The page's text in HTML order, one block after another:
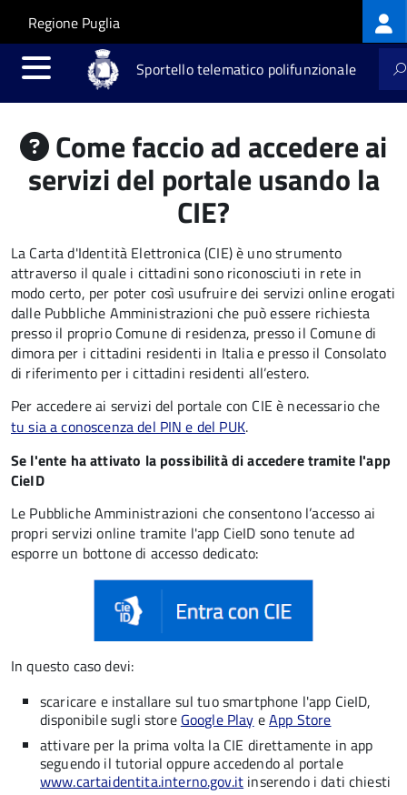
Salta al contenuto principale
Skip to site navigation
Regione Puglia
Sportello telematico polifunzionale
Come faccio ad accedere ai
servizi del portale usando la
CIE?
La Carta d'Identità Elettronica (CIE) è uno strumento
attraverso il quale i cittadini sono riconosciuti in rete in
modo certo, per poter così usufruire dei servizi online erogati
dalle Pubbliche Amministrazioni che può essere richiesta
presso il proprio Comune di residenza, presso il Comune di
dimora per i cittadini residenti in Italia e presso il Consolato
di riferimento per i cittadini residenti all’estero.
Per accedere ai servizi del portale con CIE è necessario che
tu sia a conoscenza del PIN e del PUK.
Se l'ente ha attivato la possibilità di accedere tramite l'app
CieID
Le Pubbliche Amministrazioni che consentono l’accesso ai
propri servizi online tramite l'app CieID sono tenute ad
esporre un bottone di accesso dedicato:
In questo caso devi:
scaricare e installare sul tuo smartphone l'app CieID,
disponibile sugli store Google Play eApp Store
attivare per la prima volta la CIE direttamente in app
seguendo il tutorial oppure accedendo al portale
www.cartaidentita.interno.gov.it inserendo i dati chiesti